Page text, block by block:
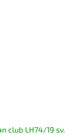
club LH74/19 sv.